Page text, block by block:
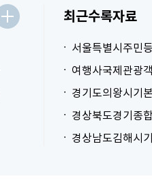
최근수록자료
서울특별시주민
여행사국제관광
경기도의왕시기
경상북도경기종
경상남도김해시